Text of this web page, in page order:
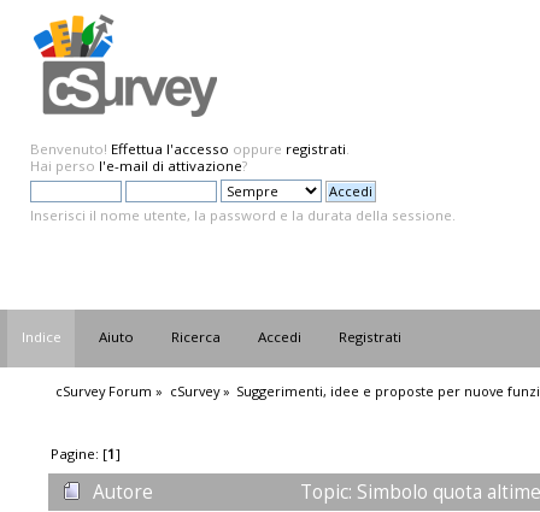
Benvenuto! Effettua l'accesso oppure registrati.
Hai perso l'e-mail di attivazione?
Inserisci il nome utente, la password e la durata della sessione.
Indice Aiuto Ricerca Accedi Registrati
cSurvey Forum » cSurvey» Suggerimenti, idee e proposte per nuove
Pagine: [1]
Autore
Topic: Simbolo quota